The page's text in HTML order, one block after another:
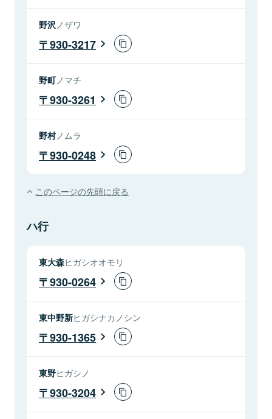
野沢 ノザワ
930-3217
野町ノマチ
930-3261
野村ノムラ
930-0248
このページの先頭に戻る
ハ行
東大森ヒガシオオモリ
930-0264
東中野新ヒガシナカノシン
930-1365
東野ヒガシノ
930-3204